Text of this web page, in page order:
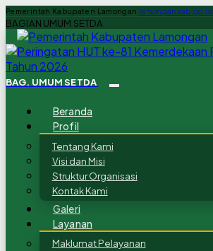
Pemerintah Kabupaten Lamongan lamongankab.go.id
BAGIAN UMUM SETDA
BAG. UMUM SETDA
Beranda
Profil
Tentang Kami
Visi dan Misi
Struktur Organisasi
Kontak Kami
Galeri
Layanan
Maklumat Pelayanan